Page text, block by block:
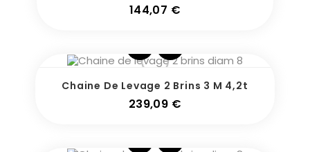
144,07 €
PackChaine De Levage 2 Brins 3 M 4,2t
239,09 €